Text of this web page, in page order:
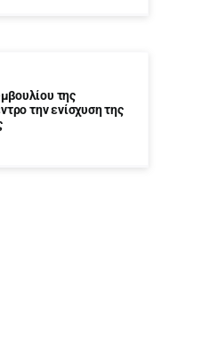
της
την ενίσχυση της